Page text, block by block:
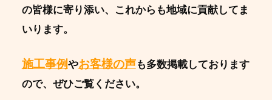
の皆様に寄り添い、これからも地域に貢献してま
いります。
施工事例やお客様の声も多数掲載しております
ので、ぜひご覧ください。